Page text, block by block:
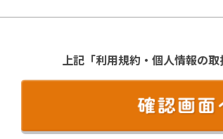
用した時点で、本規約の内容を全て承諾したも
責任）
の意思および責任において、本サイトを利用ま
の際に入力した情報の正確性について責任を負
の責任によって登録内容を修正するものとする。
上記「利用規約・個人情報の